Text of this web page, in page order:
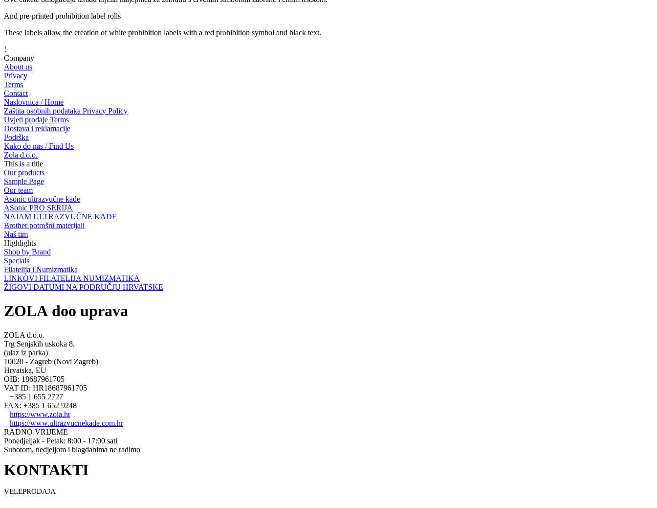
And pre-printed prohibition label rolls
These labels allow the creation of white prohibition labels with a red prohibition symbol and black text.
!
Company
About us
Privacy
Terms
Contact
Naslovnica / Home
Zaštita osobnih podataka Privacy Policy
Uvjeti prodaje Terms
Dostava i reklamacije
Podrška
Kako do nas / Find Us
Zola d.o.o.
This is a title
Our products
Sample Page
Our team
Asonic ultrazvučne kade
ASonic PRO SERIJA
NAJAM ULTRAZVUČNE KADE
Brother potrošni materijali
Naš tim
Highlights
Shop by Brand
Specials
Filatelija i Numizmatika
LINKOVI FILATELIJA NUMIZMATIKA
ŽIGOVI DATUMI NA PODRUČJU HRVATSKE
ZOLA doo uprava
ZOLA d.o.o.
Trg Senjskih uskoka 8,
(ulaz iz parka)
10020 - Zagreb (Novi Zagreb)
Hrvatska, EU
OIB: 18687961705
VAT ID: HR18687961705
+385 1 655 2727
FAX: +385 1 652 9248
https://www.zola.hr
https://www.ultrazvucnekade.com.hr
RADNO VRIJEME
Ponedjeljak - Petak: 8:00 - 17:00 sati
Subotom, nedjeljom i blagdanima ne radimo
KONTAKTI
VELEPRODAJA